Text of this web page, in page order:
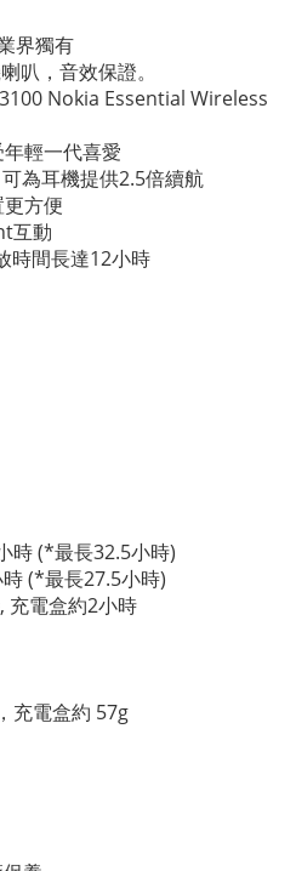
界獨有
叭，音效保證。
Nokia Essential Wireless
輕一代喜愛
為耳機提供2.5倍續航
方便
互動
時間長達12小時
時 (*最長32.5小時)
最長27.5小時)
充電盒約2小時
充電盒約 57g